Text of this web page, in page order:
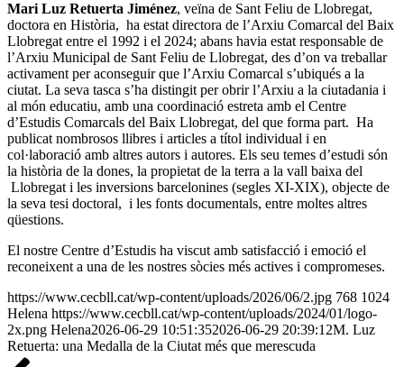
Mari Luz Retuerta Jiménez, veïna de Sant Feliu de Llobregat,
doctora en Història, ha estat directora de l’Arxiu Comarcal del Baix
Llobregat entre el 1992 i el 2024; abans havia estat responsable de
l’Arxiu Municipal de Sant Feliu de Llobregat, des d’on va treballar
activament per aconseguir que l’Arxiu Comarcal s’ubiqués a la
ciutat. La seva tasca s’ha distingit per obrir l’Arxiu a la ciutadania i
al món educatiu, amb una coordinació estreta amb el Centre
d’Estudis Comarcals del Baix Llobregat, del que forma part. Ha
publicat nombrosos llibres i articles a títol individual i en
col·laboració amb altres autors i autores. Els seu temes d’estudi són
la història de la dones, la propietat de la terra a la vall baixa del
Llobregat i les inversions barcelonines (segles XI-XIX), objecte de
la seva tesi doctoral, i les fonts documentals, entre moltes altres
qüestions.
El nostre Centre d’Estudis ha viscut amb satisfacció i emoció el
reconeixent a una de les nostres sòcies més actives i compromeses.
https://www.cecbll.cat/wp-content/uploads/2026/06/2.jpg 768 1024
Helena https://www.cecbll.cat/wp-content/uploads/2024/01/logo-
2x.png Helena2026-06-29 10:51:352026-06-29 20:39:12M. Luz
Retuerta: una Medalla de la Ciutat més que merescuda